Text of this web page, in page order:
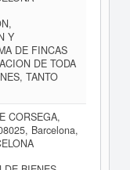
Y
DE FINCAS
DE TODA
TANTO
CORSEGA,
Barcelona,